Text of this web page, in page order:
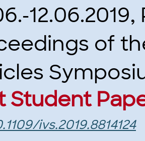
of
Student
ivs.2019.8814124